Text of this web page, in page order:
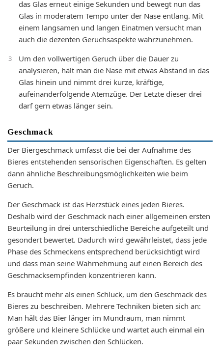
das Glas erneut einige Sekunden und bewegt nun das
Glas in moderatem Tempo unter der Nase entlang. Mit
einem langsamen und langen Einatmen versucht man
auch die dezenten Geruchsaspekte wahrzunehmen.
Um den vollwertigen Geruch über die Dauer zu
analysieren, hält man die Nase mit etwas Abstand in das
Glas hinein und nimmt drei kurze, kräftige,
aufeinanderfolgende Atemzüge. Der Letzte dieser drei
darf gern etwas länger sein.
Geschmack
Der Biergeschmack umfasst die bei der Aufnahme des
Bieres entstehenden sensorischen Eigenschaften. Es gelten
dann ähnliche Beschreibungsmöglichkeiten wie beim
Geruch.
Der Geschmack ist das Herzstück eines jeden Bieres.
Deshalb wird der Geschmack nach einer allgemeinen ersten
Beurteilung in drei unterschiedliche Bereiche aufgeteilt und
gesondert bewertet. Dadurch wird gewährleistet, dass jede
Phase des Schmeckens entsprechend berücksichtigt wird
und dass man seine Wahrnehmung auf einen Bereich des
Geschmacksempfinden konzentrieren kann.
Es braucht mehr als einen Schluck, um den Geschmack des
Bieres zu beschreiben. Mehrere Techniken bieten sich an:
Man hält das Bier länger im Mundraum, man nimmt
größere und kleinere Schlücke und wartet auch einmal ein
paar Sekunden zwischen den Schlücken.